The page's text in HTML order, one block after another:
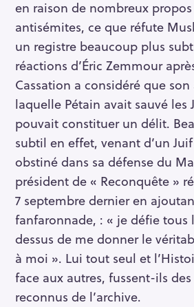
en raison de nombreux propos
antisémites, ce que réfute
un registre beaucoup plus
réactions d’Éric Zemmour
Cassation a considéré que
laquelle Pétain avait sauvé les
pouvait constituer un délit.
subtil en effet, venant d’un
obstiné dans sa défense du
président de « Reconquête »
7 septembre dernier en
fanfaronnade, : « je défie tous
dessus de me donner le
à moi ». Lui tout seul et
face aux autres, fussent-ils
reconnus de l’archive.